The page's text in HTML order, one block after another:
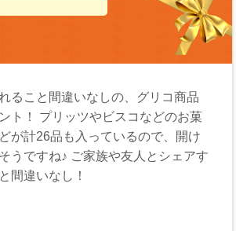
ること間違いなしの、グリコ商品
ト！ プリッツやビスコなどのお菓
が計26品も入っているので、開け
うですね♪ ご家族や友人とシェアす
間違いなし！